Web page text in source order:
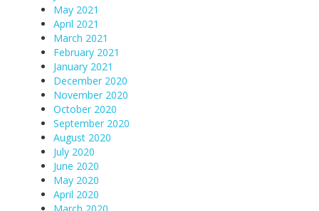
May 2021
April 2021
March 2021
February 2021
January 2021
December 2020
November 2020
October 2020
September 2020
August 2020
July 2020
June 2020
May 2020
April 2020